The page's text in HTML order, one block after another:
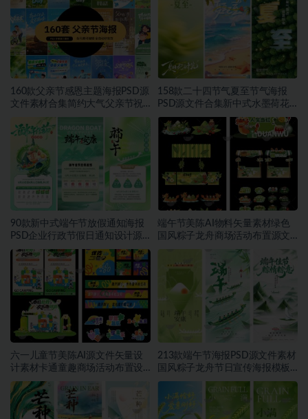
160款父亲节感恩主题海报PSD源
文件素材合集简约大气父亲节祝
福宣传设计素材~1559期
158款二十四节气夏至节气海报
PSD源文件合集新中式水墨荷花
二十四节气朋友圈宣传模板素材
~1553期
90款新中式端午节放假通知海报
PSD企业行政节假日通知设计源
文件素材~1552期
端午节美陈AI物料矢量素材绿色
国风粽子龙舟商场活动布置源文
件模板素材~1549期
六一儿童节美陈AI源文件矢量设
计素材卡通童趣商场活动布置设
计模板合集~1548期
213款端午节海报PSD源文件素材
国风粽子龙舟节日宣传海报模板
合集~1457期